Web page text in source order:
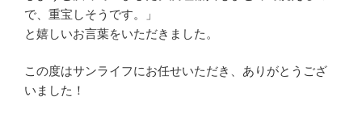
で、重宝しそうです。」
と嬉しいお言葉をいただきました。
この度はサンライフにお任せいただき、ありがとうござ
いました！